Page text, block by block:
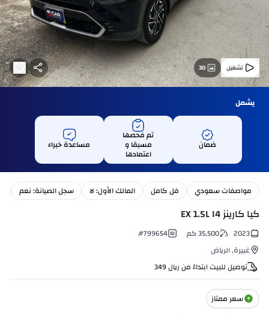
30
يشمل
ضمان
تم فحصها
مسبقا و
اعتمادها
مساعدة خبراء
مواصفات سعودي فل كامل المالك الأول: لا سجل الصيانة: نعم
كيا كارينز EX 1.5L I4
2023
35,500 كم #799654
غبيرة,الرياض
توصيل للبيت ابتداءً من ريال 349
سعر ممتاز